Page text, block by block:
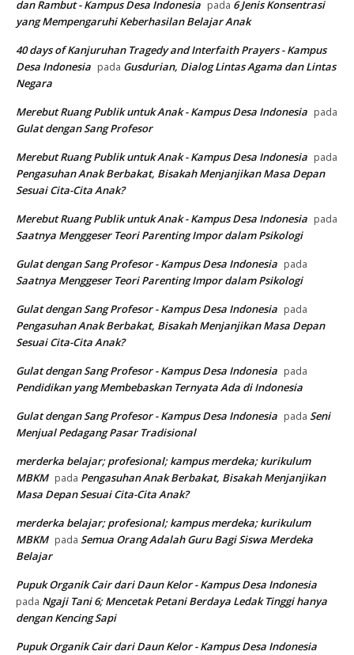
dan Rambut - Kampus Desa Indonesia pada 6 Jenis Konsentrasi
yang Mempengaruhi Keberhasilan Belajar Anak
40 days of Kanjuruhan Tragedy and Interfaith Prayers - Kampus
Desa Indonesia pada Gusdurian, Dialog Lintas Agama dan Lintas
Negara
Merebut Ruang Publik untuk Anak - Kampus Desa Indonesia pada
Gulat dengan Sang Profesor
Merebut Ruang Publik untuk Anak - Kampus Desa Indonesia pada
Pengasuhan Anak Berbakat, Bisakah Menjanjikan Masa Depan
Sesuai Cita-Cita Anak?
Merebut Ruang Publik untuk Anak - Kampus Desa Indonesia pada
Saatnya Menggeser Teori Parenting Impor dalam Psikologi
Gulat dengan Sang Profesor - Kampus Desa Indonesia pada
Saatnya Menggeser Teori Parenting Impor dalam Psikologi
Gulat dengan Sang Profesor - Kampus Desa Indonesia pada
Pengasuhan Anak Berbakat, Bisakah Menjanjikan Masa Depan
Sesuai Cita-Cita Anak?
Gulat dengan Sang Profesor - Kampus Desa Indonesia pada
Pendidikan yang Membebaskan Ternyata Ada di Indonesia
Gulat dengan Sang Profesor - Kampus Desa Indonesia pada Seni
Menjual Pedagang Pasar Tradisional
merderka belajar; profesional; kampus merdeka; kurikulum
MBKM pada Pengasuhan Anak Berbakat, Bisakah Menjanjikan
Masa Depan Sesuai Cita-Cita Anak?
merderka belajar; profesional; kampus merdeka; kurikulum
MBKM pada Semua Orang Adalah Guru Bagi Siswa Merdeka
Belajar
Pupuk Organik Cair dari Daun Kelor - Kampus Desa Indonesia
pada Ngaji Tani 6; Mencetak Petani Berdaya Ledak Tinggi hanya
dengan Kencing Sapi
Pupuk Organik Cair dari Daun Kelor - Kampus Desa Indonesia